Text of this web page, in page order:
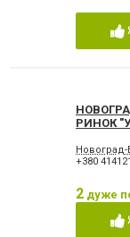
РИНОК
+380
2 дуже